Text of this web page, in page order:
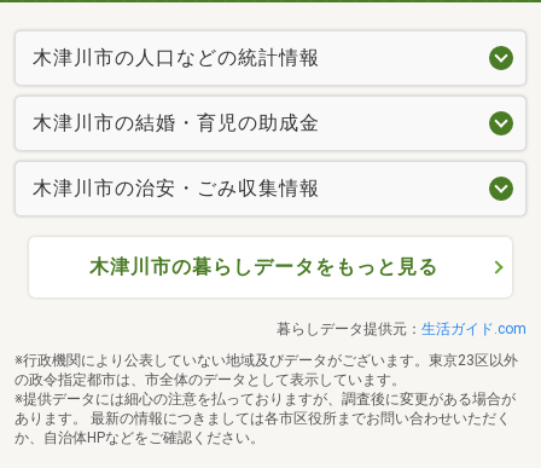
木津川市の人口などの統計情報
木津川市の結婚・育児の助成金
木津川市の治安・ごみ収集情報
木津川市の暮らしデータをもっと見る
暮らしデータ提供元： 生活ガイド.com
※行政機関により公表していない地域及びデータがございます。東京23区以外
の政令指定都市は、市全体のデータとして表示しています。
※提供データには細心の注意を払っておりますが、調査後に変更がある場合が
あります。 最新の情報につきましては各市区役所までお問い合わせいただく
か、自治体HPなどをご確認ください。